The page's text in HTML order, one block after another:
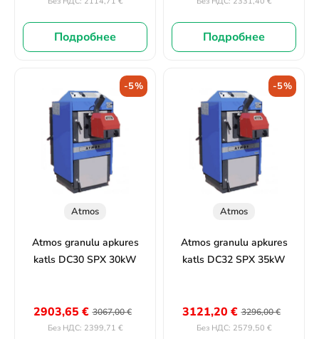
Подробнее Подробнее
-5%
Atmos
Atmos granulu apkures
katls DC30 SPX 30kW
3067,00€
2903,65 €
Без НДС: 2399,71 €
-5%
Atmos
Atmos granulu apkures
katls DC32 SPX 35kW
3296,00€
3121,20 €
Без НДС: 2579,50 €